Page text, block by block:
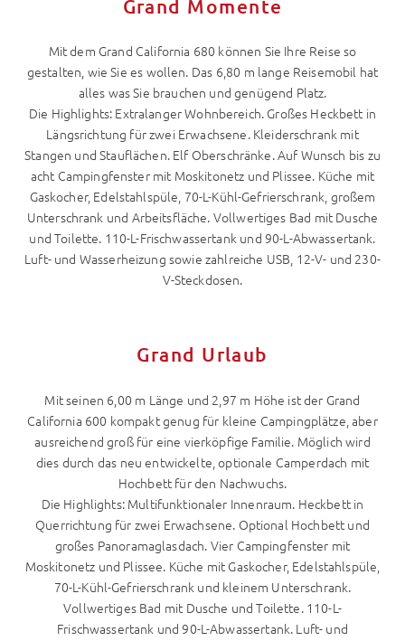
Grand Momente
Mit dem Grand California 680 können Sie Ihre Reise so
gestalten, wie Sie es wollen. Das 6,80 m lange Reisemobil hat
alles was Sie brauchen und genügend Platz.
Die Highlights: Extralanger Wohnbereich. Großes Heckbett in
Längsrichtung für zwei Erwachsene. Kleiderschrank mit
Stangen und Stauflächen. Elf Oberschränke. Auf Wunsch bis zu
acht Campingfenster mit Moskitonetz und Plissee. Küche mit
Gaskocher, Edelstahlspüle, 70-L-Kühl-Gefrierschrank, großem
Unterschrank und Arbeitsfläche. Vollwertiges Bad mit Dusche
und Toilette. 110-L-Frischwassertank und 90-L-Abwassertank.
Luft- und Wasserheizung sowie zahlreiche USB, 12-V- und 230-
V-Steckdosen.
Grand Urlaub
Mit seinen 6,00 m Länge und 2,97 m Höhe ist der Grand
California 600 kompakt genug für kleine Campingplätze, aber
ausreichend groß für eine vierköpfige Familie. Möglich wird
dies durch das neu entwickelte, optionale Camperdach mit
Hochbett für den Nachwuchs.
Die Highlights: Multifunktionaler Innenraum. Heckbett in
Querrichtung für zwei Erwachsene. Optional Hochbett und
großes Panoramaglasdach. Vier Campingfenster mit
Moskitonetz und Plissee. Küche mit Gaskocher, Edelstahlspüle,
70-L-Kühl-Gefrierschrank und kleinem Unterschrank.
Vollwertiges Bad mit Dusche und Toilette. 110-L-
Frischwassertank und 90-L-Abwassertank. Luft- und